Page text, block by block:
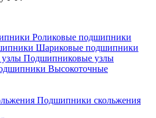
Роликовые подшипники
Шариковые подшипники
Подшипниковые узлы
Высокоточные
Подшипники скольжения